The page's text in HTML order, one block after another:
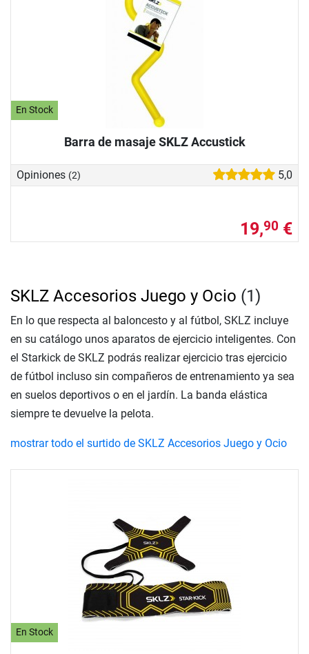
En Stock
Barra de masaje SKLZ Accustick
Opiniones (2) 5,0
19,90 €
En Stock
SKLZ Accesorios Juego y Ocio (1)
En lo que respecta al baloncesto y al fútbol, SKLZ incluye
en su catálogo unos aparatos de ejercicio inteligentes. Con
el Starkick de SKLZ podrás realizar ejercicio tras ejercicio
de fútbol incluso sin compañeros de entrenamiento ya sea
en suelos deportivos o en el jardín. La banda elástica
siempre te devuelve la pelota.
mostrar todo el surtido de SKLZ Accesorios Juego y Ocio